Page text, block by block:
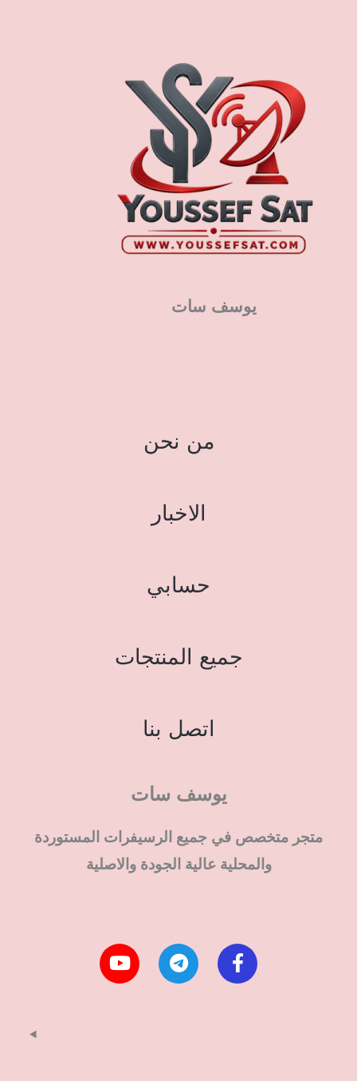
يوسف سات
من نحن
الاخبار
حسابي
جميع المنتجات
اتصل بنا
يوسف سات
متجر متخصص في جميع الرسيفرات المستوردة
والمحلية عالية الجودة والاصلية